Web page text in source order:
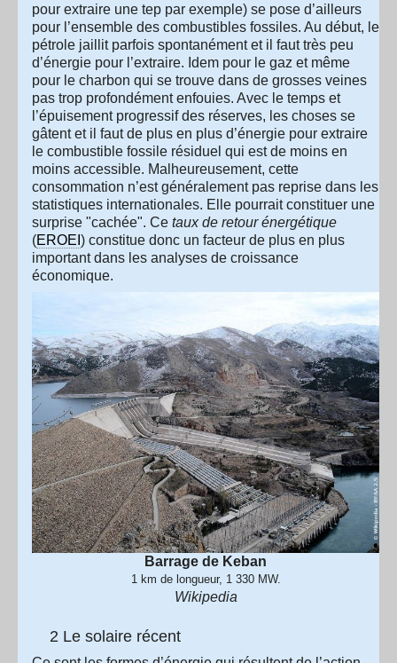
pour extraire une tep par exemple) se pose d’ailleurs
pour l’ensemble des combustibles fossiles. Au début, le
pétrole jaillit parfois spontanément et il faut très peu
d’énergie pour l’extraire. Idem pour le gaz et même
pour le charbon qui se trouve dans de grosses veines
pas trop profondément enfouies. Avec le temps et
l’épuisement progressif des réserves, les choses se
gâtent et il faut de plus en plus d’énergie pour extraire
le combustible fossile résiduel qui est de moins en
moins accessible. Malheureusement, cette
consommation n’est généralement pas reprise dans les
statistiques internationales. Elle pourrait constituer une
surprise "cachée". Ce taux de retour énergétique
(EROEI ) constitue donc un facteur de plus en plus
important dans les analyses de croissance
économique.
Barrage de Keban
1 km de longueur, 1 330 MW.
Wikipedia
2 Le solaire récent